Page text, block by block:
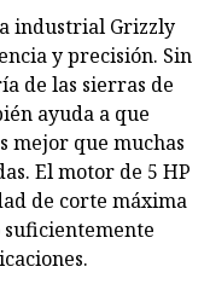
industrial Grizzly
y precisión. Sin
de las sierras de
ayuda a que
mejor que muchas
El motor de 5 HP
de corte máxima
suficientemente